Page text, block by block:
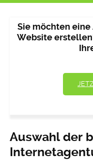
Sie möchten
Website
Auswahl der